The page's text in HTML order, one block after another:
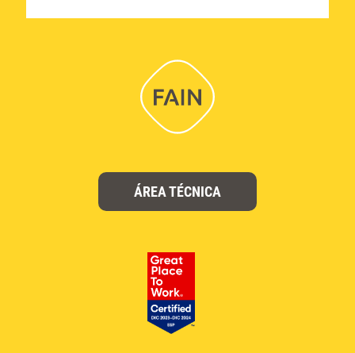
ÁREA TÉCNICA